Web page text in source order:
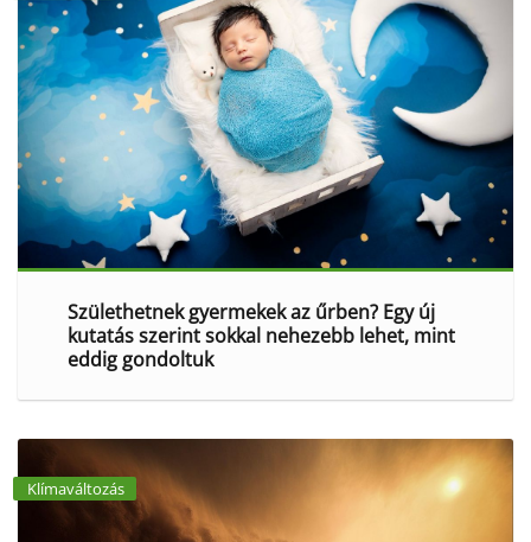
Születhetnek gyermekek az űrben? Egy új
kutatás szerint sokkal nehezebb lehet, mint
eddig gondoltuk
Klímaváltozás